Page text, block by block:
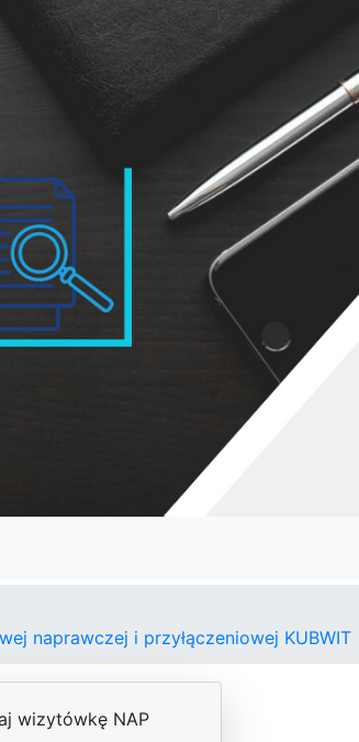
naprawczej i przyłączeniowej KUBWIT
j wizytówkę NAP